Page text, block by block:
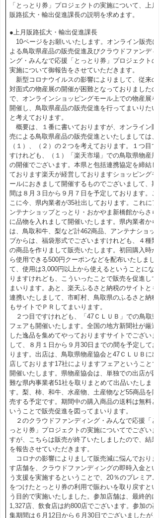
「とっとり券」プロジェクトの実施について、上月
販路拡大・輸出促進課長の説明を求めます。
●上月販路拡大・輸出促進課長
10ページをお願いいたします。オンライン販売に
よる鳥取県産品の販売促進及びクラウドファンディ
ング・みんなで応援「とっとり券」プロジェクトの
実施について御報告をさせていただきます。
新型コロナウイルスの影響によりまして、従来の
対面式の物産展の開催が困難となっておりましたの
で、オンラインショッピングモール上での物産展を
開催し、鳥取県産品の販売促進を行ってまいりたい
と考えております。
概要は、１番に書いておりますが、オンライン販
売による鳥取県産品の販売促進といたしましては、
（１）、（２）の２つを考えております。１つ目で
すけれども、（１）「楽天市場」での鳥取県物産展
の開催でございます。本県と包括連携協定を締結し
ております楽天が経営しておりますショッピングモ
ールにおきまして開催するものでございまして、期
間は８月３日から９月７日を予定しております。こ
こに今、県内業者が35社出しております。これにア
ンテナショップとっとり・おかやま新橋館からさら
に品物を入れまして開催いたします。県内業者から
は、鳥取和牛、梨など計462商品、アンテナショッ
プからは、福袋形式でございますけれども、４種類
の商品を作りまして販売いたします。初回購入時か
ら使用できる500円クーポンなどを配布いたしまし
て、使用は3,000円以上から使えるということにな
りますけれども、こういったことで販売を促進して
まいります。あと、楽天ふるさと納税のサイトとも
連携いたしまして、市町村、鳥取県のふるさと納税
もサイトでＰＲしてまいります。
２つ目ですけれども、「47ＣＬＵＢ」での鳥取県
フェアも開催いたします。全国の地方新聞社が厳選
した逸品を集めてやっておりますサイトでございま
して、８月１日から９月30日までの間を予定してお
ります。出店は、鳥取県物産協会と47ＣＬＵＢに出
店しております17社によりますフェアということで
開催いたします。県物産協会は、単独での出店が困
難な県内事業者51社を取りまとめて出品いたしま
す。梨、柿、和牛、水産物、土産物など55商品を販
売する予定です。期間中の購入商品の送料は無料と
いうことで販売促進を図ってまいります。
２のクラウドファンディング・みんなで応援「と
っとり券」プロジェクトの実施についてでございま
すが、こちらは販売が終了いたしましたので、結果
を報告させていただきます。
コロナの影響によりまして販売減に悩んでおりま
す店舗を、クラウドファンディングの即時入金とい
う支援を実施するということで、20％のプレミアム
をつけたとっとり券の利用で賑わいを取り戻すとい
う目的で実施いたしました。参加店舗は、最終的に
1,327店、飲食店は約800店でございます。参加の募
集期間は６月12日から６月30日でございましたが、